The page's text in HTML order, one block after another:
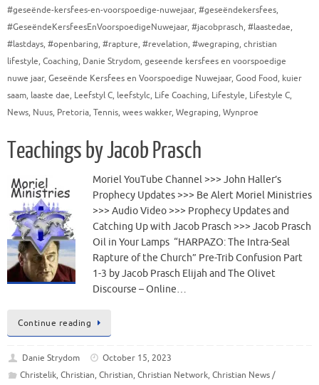
#geseënde-kersfees-en-voorspoedige-nuwejaar, #geseëndekersfees,
#GeseëndeKersfeesEnVoorspoedigeNuwejaar, #jacobprasch, #laastedae,
#lastdays, #openbaring, #rapture, #revelation, #wegraping, christian
lifestyle, Coaching, Danie Strydom, geseende kersfees en voorspoedige
nuwe jaar, Geseënde Kersfees en Voorspoedige Nuwejaar, Good Food, kuier
saam, laaste dae, Leefstyl C, leefstylc, Life Coaching, Lifestyle, Lifestyle C,
News, Nuus, Pretoria, Tennis, wees wakker, Wegraping, Wynproe
Teachings by Jacob Prasch
Moriel YouTube Channel >>> John Haller’s
Prophecy Updates >>> Be Alert Moriel Ministries
>>> Audio Video >>> Prophecy Updates and
Catching Up with Jacob Prasch >>> Jacob Prasch
Oil in Your Lamps “HARPAZO: The Intra-Seal
Rapture of the Church” Pre-Trib Confusion Part
1-3 by Jacob Prasch Elijah and The Olivet
Discourse – Online…
Continue reading
Danie Strydom
October 15, 2023
Christelik, Christian, Christian, Christian Network, Christian News /